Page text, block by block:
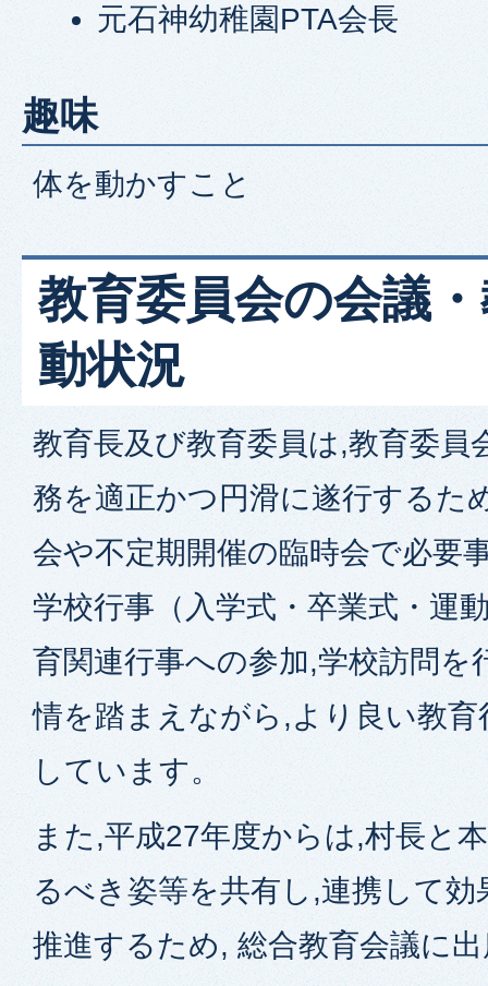
元石神幼稚園PTA会長
趣味
体を動かすこと
教育委員会の会議
動状況
教育長及び教育委員は,教育委員
務を適正かつ円滑に遂行するた
会や不定期開催の臨時会で必要
学校行事（入学式・卒業式・運
育関連行事への参加,学校訪問を
情を踏まえながら,より良い教
しています。
また,平成27年度からは,村長と
るべき姿等を共有し,連携して効
推進するため, 総合教育会議に